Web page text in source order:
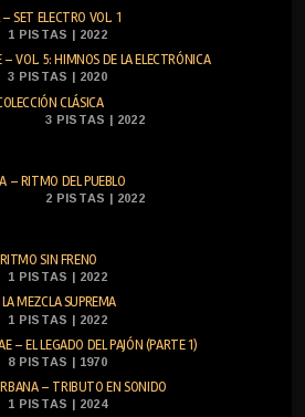
SET ELECTRO VOL. 1
1 PISTAS | 2022
– VOL. 5: HIMNOS DE LA ELECTRÓNICA
3 PISTAS | 2020
CLÁSICA
3 PISTAS | 2022
– RITMO DEL PUEBLO
2 PISTAS | 2022
SIN FRENO
1 PISTAS | 2022
MEZCLA SUPREMA
1 PISTAS | 2022
– EL LEGADO DEL PAJÓN (PARTE 1)
8 PISTAS | 1970
– TRIBUTO EN SONIDO
1 PISTAS | 2024